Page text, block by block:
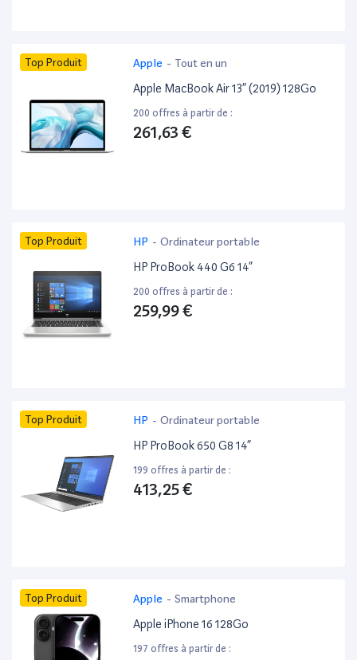
Top Produit Apple - Tout en un
Apple MacBook Air 13” (2019) 128Go
200 offres à partir de :
261,63 €
Top Produit HP - Ordinateur portable
HP ProBook 440 G6 14”
200 offres à partir de :
259,99 €
Top Produit HP - Ordinateur portable
HP ProBook 650 G8 14”
199 offres à partir de :
413,25 €
Top Produit Apple - Smartphone
Apple iPhone 16 128Go
197 offres à partir de :